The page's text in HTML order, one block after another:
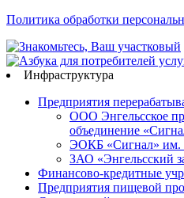
Политика обработки
Инфраструктура
Предприятия
ООО Энгельсское
объединение
ЭОКБ «Сигнал» им.
ЗАО «Энгельсский
Финансово-кредитные
Предприятия пищевой